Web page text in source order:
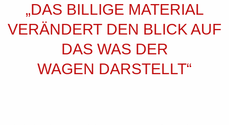
„DAS BILLIGE MATERIAL
VERÄNDERT DEN BLICK AUF
DAS WAS DER
WAGEN DARSTELLT“